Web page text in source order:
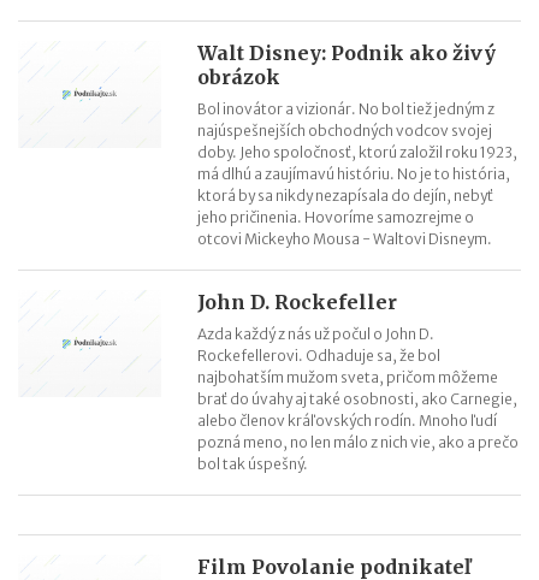
Walt Disney: Podnik ako živý
obrázok
Bol inovátor a vizionár. No bol tiež jedným z
najúspešnejších obchodných vodcov svojej
doby. Jeho spoločnosť, ktorú založil roku 1923,
má dlhú a zaujímavú históriu. No je to história,
ktorá by sa nikdy nezapísala do dejín, nebyť
jeho pričinenia. Hovoríme samozrejme o
otcovi Mickeyho Mousa - Waltovi Disneym.
John D. Rockefeller
Azda každý z nás už počul o John D.
Rockefellerovi. Odhaduje sa, že bol
najbohatším mužom sveta, pričom môžeme
brať do úvahy aj také osobnosti, ako Carnegie,
alebo členov kráľovských rodín. Mnoho ľudí
pozná meno, no len málo z nich vie, ako a prečo
bol tak úspešný.
Film Povolanie podnikateľ